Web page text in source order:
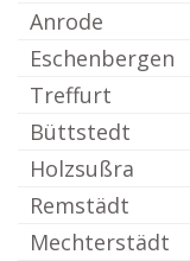
Anrode
Eschenbergen
Treffurt
Büttstedt
Holzsußra
Remstädt
Mechterstädt